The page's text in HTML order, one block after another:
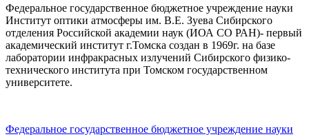
Федеральное государственное бюджетное учреждение науки
Институт оптики атмосферы им. В.Е. Зуева Сибирского
отделения Российской академии наук (ИОА СО РАН)- первый
академический институт г.Томска создан в 1969г. на базе
лаборатории инфракрасных излучений Сибирского физико-
технического института при Томском государственном
университете.
Федеральное государственное бюджетное учреждение науки